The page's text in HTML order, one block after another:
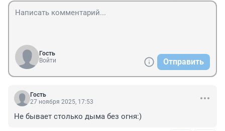
Гость
Войти
Отправить
Гость
27 ноября 2025, 17:53
Не бывает столько дыма без огня:)